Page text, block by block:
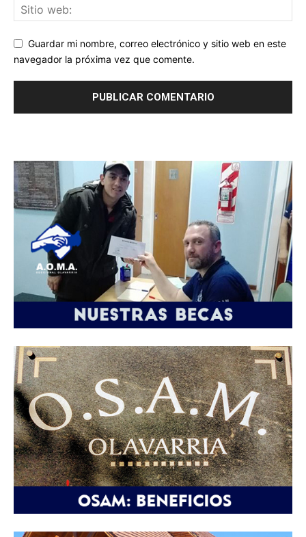
Guardar mi nombre, correo electrónico y sitio web en este
navegador la próxima vez que comente.